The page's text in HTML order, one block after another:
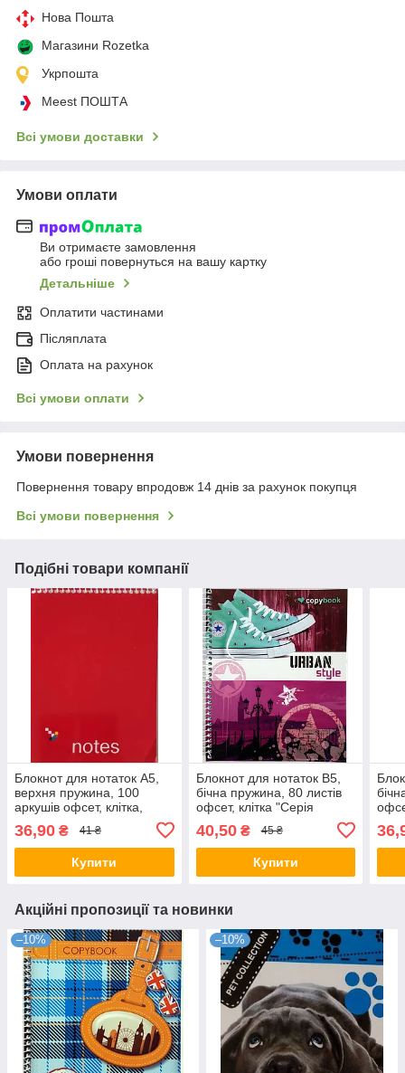
Нова Пошта
Магазини Rozetka
Укрпошта
Meest ПОШТА
Всі умови доставки
Умови оплати
Ви отримаєте замовлення
або гроші повернуться на вашу картку
Детальніше
Оплатити частинами
Післяплата
Оплата на рахунок
Всі умови оплати
Умови повернення
Повернення товару впродовж 14 днів за рахунок покупця
Всі умови повернення
Подібні товари компанії
Блокнот для нотаток А5,
верхня пружина, 100
аркушів офсет, клітка,
клітинка, "м'яка, "Серія
Офіс" KNZ
36,90 ₴ 41 ₴
Купити
Блокнот для нотаток В5,
бічна пружина, 80 листів
офсет, клітка "Серія
м'яка Ц355036У KNZ
40,50₴ 45 ₴
Купити
Акційні пропозиції та новинки
–10% –10%